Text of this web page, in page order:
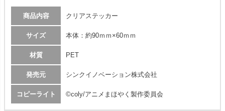
商品内容 クリアステッカー
サイズ 本体：約90ｍｍ×60ｍｍ
材質 PET
発売元 シンクイノベーション株式会社
コピーライト ©coly/アニメまほやく製作委員会